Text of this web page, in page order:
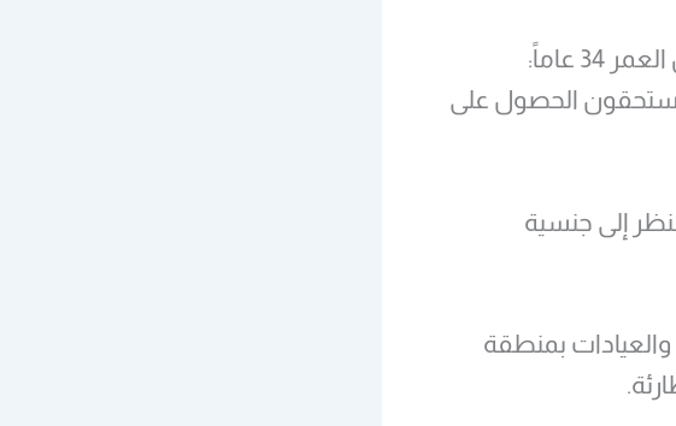
وقال الدكتور يوسف المهنا، وهو جراح عام يبلغ من العمر 34 عاماً:
يستحقون الحصول على
إلى جنسية
والعيادات بمنطقة